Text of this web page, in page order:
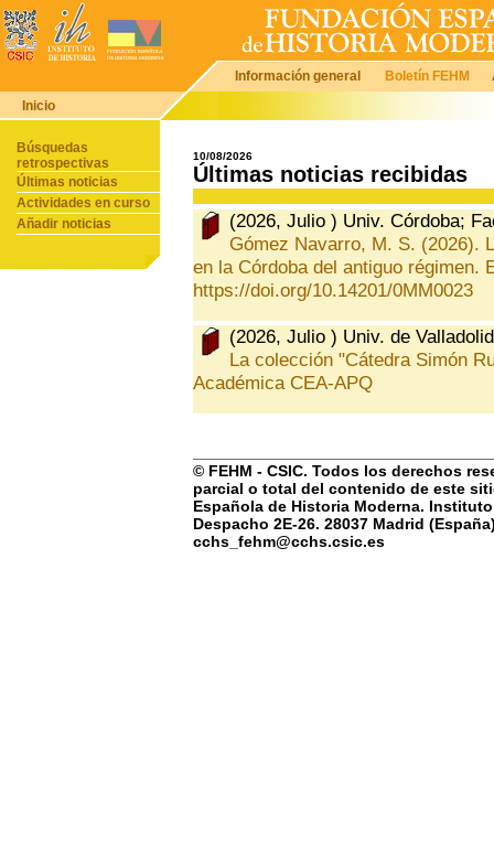
Información general Boletín FEHM
Inicio
Búsquedas
retrospectivas
Últimas noticias
Actividades en curso
Añadir noticias
10/08/2026
Últimas noticias recibidas
(2026, Julio ) Univ. Córdoba;
Gómez Navarro, M. S. (2026).
en la Córdoba del antiguo régimen.
https://doi.org/10.14201/0MM0023
(2026, Julio ) Univ. de Valladolid
La colección "Cátedra Simón
Académica CEA-APQ
© FEHM - CSIC. Todos los derechos
parcial o total del contenido de este
Española de Historia Moderna. Instituto
Despacho 2E-26. 28037 Madrid
cchs_fehm@cchs.csic.es